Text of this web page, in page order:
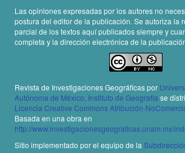
Las opiniones expresadas por los autores no
postura del editor de la publicación. Se autoriza la
parcial de los textos aquí publicados siempre y
completa y la dirección electrónica de la
Revista de Investigaciones Geográficas por
Autónoma de México, Instituto de Geografía se
Licencia Creative Commons Atribución-
Basada en una obra en
http://www.investigacionesgeograficas.unam.mx/
Sitio implementado por el equipo de la